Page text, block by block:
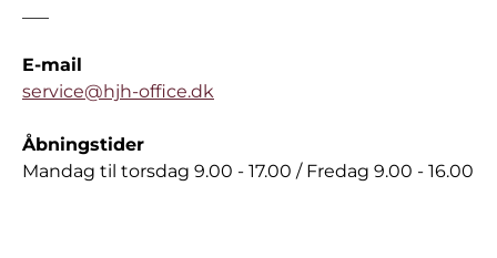
E-mail
service@hjh-office.dk
Åbningstider
Mandag til torsdag 9.00 - 17.00 / Fredag 9.00 - 16.00